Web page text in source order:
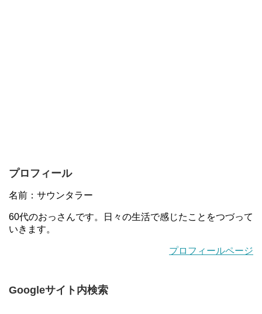
プロフィール
名前：サウンタラー
60代のおっさんです。日々の生活で感じたことをつづって
いきます。
プロフィールページ
Googleサイト内検索